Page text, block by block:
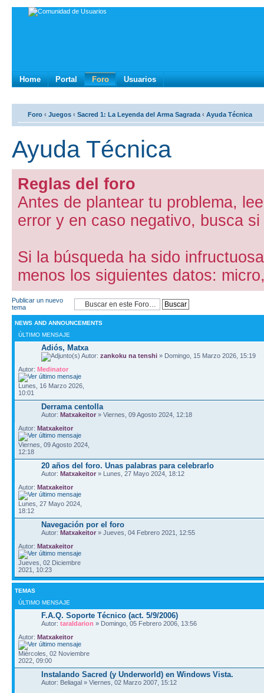
Home Portal Foro Usuarios
Foro ‹ Juegos ‹ Sacred 1: La Leyenda del Arma Sagrada ‹ Ayuda Técnica
Ayuda Técnica
Reglas del foro
Antes de plantear tu problema,
error y en caso negativo, busca
Si la búsqueda ha sido
menos los siguientes datos:
Publicar un nuevo
tema
NEWS AND ANNOUNCEMENTS
ÚLTIMO MENSAJE
Adiós, Matxa
Autor: zankoku na tenshi » Domingo, 15 Marzo 2026, 15:19
Autor: Medinator
Lunes, 16 Marzo 2026,
10:01
Derrama centolla
Autor: Matxakeitor » Viernes, 09 Agosto 2024, 12:18
Autor: Matxakeitor
Viernes, 09 Agosto 2024,
12:18
20 años del foro. Unas palabras para celebrarlo
Autor: Matxakeitor » Lunes, 27 Mayo 2024, 18:12
Autor: Matxakeitor
Lunes, 27 Mayo 2024,
18:12
Navegación por el foro
Autor: Matxakeitor » Jueves, 04 Febrero 2021, 12:55
Autor: Matxakeitor
Jueves, 02 Diciembre
2021, 10:23
TEMAS
ÚLTIMO MENSAJE
F.A.Q. Soporte Técnico (act. 5/9/2006)
Autor: taraldarion » Domingo, 05 Febrero 2006, 13:56
Autor: Matxakeitor
Miércoles, 02 Noviembre
2022, 09:00
Instalando Sacred (y Underworld) en Windows Vista.
Autor: Beliagal » Viernes, 02 Marzo 2007, 15:12